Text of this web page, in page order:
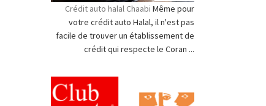
Crédit auto halal Chaabi Même pour
votre crédit auto Halal, il n'est pas
facile de trouver un établissement de
crédit qui respecte le Coran ...